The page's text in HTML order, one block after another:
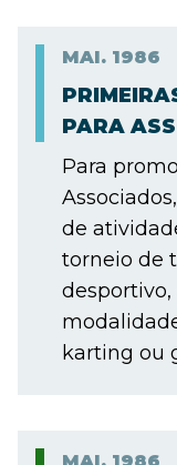
MAI. 1986
PARA
Para
de
torneio de
karting ou